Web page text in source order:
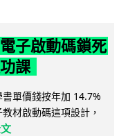
子啟動碼鎖死
課
單價錢按年加 14.7%
材啟動碼這項設計，